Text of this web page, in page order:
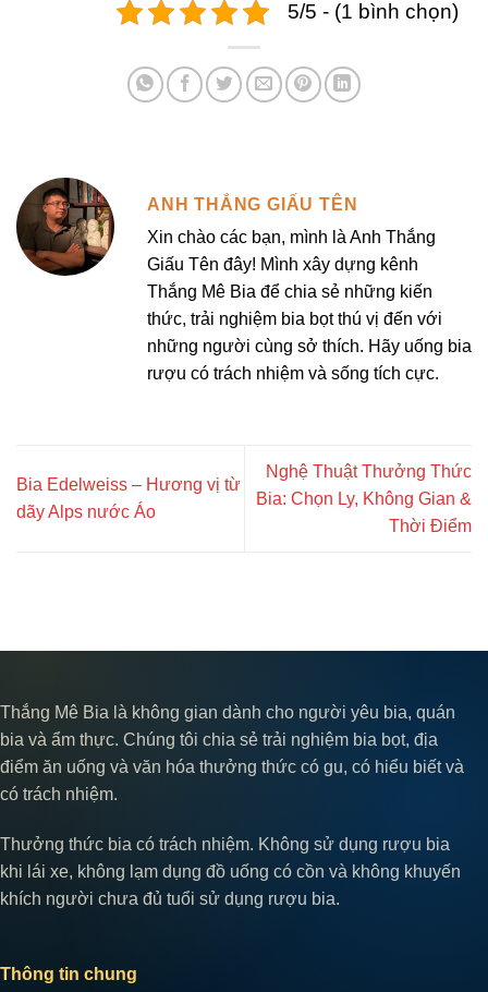
5/5 - (1 bình chọn)
ANH THẮNG GIẤU TÊN
Xin chào các bạn, mình là Anh Thắng
Giấu Tên đây! Mình xây dựng kênh
Thắng Mê Bia để chia sẻ những kiến
thức, trải nghiệm bia bọt thú vị đến với
những người cùng sở thích. Hãy uống bia
rượu có trách nhiệm và sống tích cực.
Bia Edelweiss – Hương vị từ
dãy Alps nước Áo
Nghệ Thuật Thưởng Thức
Bia: Chọn Ly, Không Gian &
Thời Điểm
Thắng Mê Bia là không gian dành cho người yêu bia, quán
bia và ẩm thực. Chúng tôi chia sẻ trải nghiệm bia bọt, địa
điểm ăn uống và văn hóa thưởng thức có gu, có hiểu biết và
có trách nhiệm.
Thưởng thức bia có trách nhiệm. Không sử dụng rượu bia
khi lái xe, không lạm dụng đồ uống có cồn và không khuyến
khích người chưa đủ tuổi sử dụng rượu bia.
Thông tin chung